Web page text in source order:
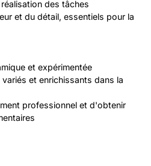
des tâches
et du détail, essentiels pour la
et expérimentée
et enrichissants dans la
professionnel et d'obtenir